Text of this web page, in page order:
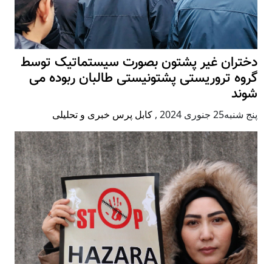
دختران غیر پشتون بصورت سیستماتیک توسط
گروه تروریستی پشتونیستی طالبان ربوده می
شوند
پنج شنبه25 جنوری 2024 , کابل پرس خبری و تحلیلی